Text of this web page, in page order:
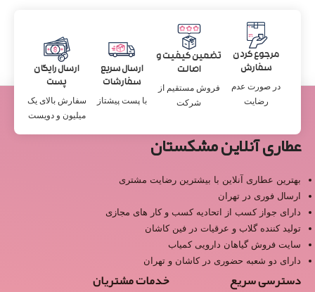
مرجوع کردن
سفارش
در صورت عدم
رضایت
تضمین کیفیت و
اصالت
فروش مستقیم از
شرکت
ارسال سریع
سفارشات
با پست پیشتاز
ارسال رایگان
پست
سفارش بالای یک
میلیون و دویست
عطاری آنلاین مشکستان
بهترین عطاری آنلاین با بیشترین رضایت مشتری
ارسال فوری در تهران
دارای جواز کسب از اتحادیه کسب و کار های مجازی
تولید کننده گلاب و عرقیات در فین کاشان
سایت فروش گیاهان دارویی کمیاب
دارای دو شعبه حضوری در کاشان و تهران
دسترسی سریع خدمات مشتریان